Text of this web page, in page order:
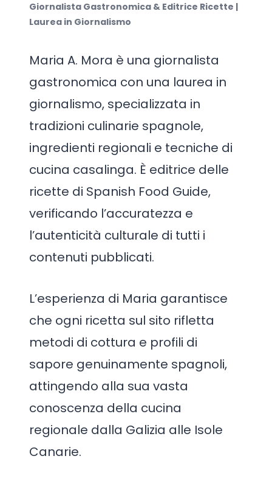
Giornalista Gastronomica & Editrice Ricette |
Laurea in Giornalismo
Maria A. Mora è una giornalista
gastronomica con una laurea in
giornalismo, specializzata in
tradizioni culinarie spagnole,
ingredienti regionali e tecniche di
cucina casalinga. È editrice delle
ricette di Spanish Food Guide,
verificando l’accuratezza e
l’autenticità culturale di tutti i
contenuti pubblicati.
L’esperienza di Maria garantisce
che ogni ricetta sul sito rifletta
metodi di cottura e profili di
sapore genuinamente spagnoli,
attingendo alla sua vasta
conoscenza della cucina
regionale dalla Galizia alle Isole
Canarie.